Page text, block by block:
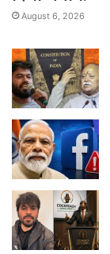
August 6, 2026